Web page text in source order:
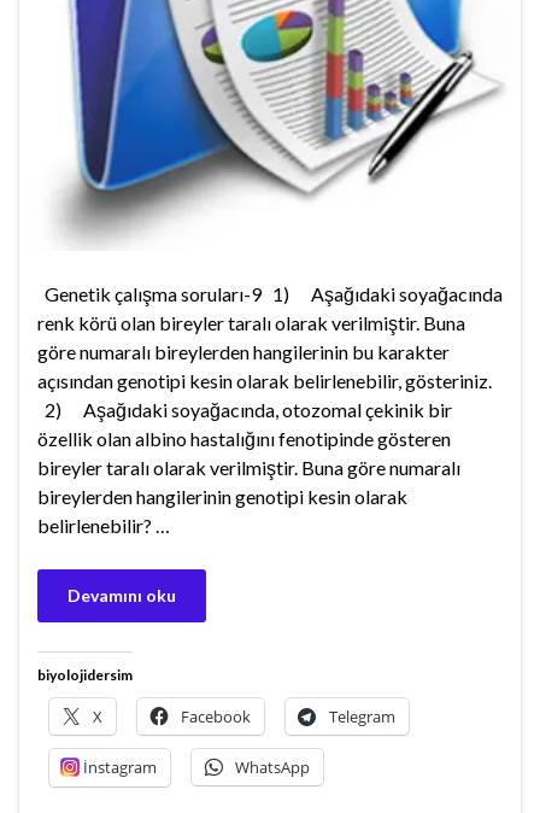
Genetik çalışma soruları-9 1) Aşağıdaki soyağacında
renk körü olan bireyler taralı olarak verilmiştir. Buna
göre numaralı bireylerden hangilerinin bu karakter
açısından genotipi kesin olarak belirlenebilir, gösteriniz.
2) Aşağıdaki soyağacında, otozomal çekinik bir
özellik olan albino hastalığını fenotipinde gösteren
bireyler taralı olarak verilmiştir. Buna göre numaralı
bireylerden hangilerinin genotipi kesin olarak
belirlenebilir? …
Devamını oku
biyolojidersim
X Facebook Telegram
İnstagram WhatsApp